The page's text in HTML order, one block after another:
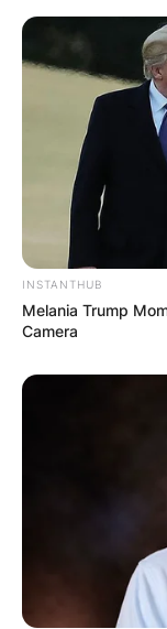
INSTANTHUB
Melania Trump
Camera